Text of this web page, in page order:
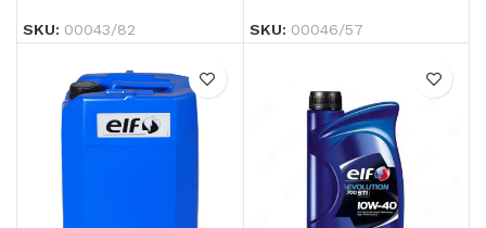
SKU: 00043/82 SKU: 00046/57